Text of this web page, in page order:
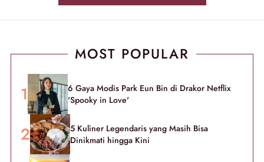
MOST POPULAR
6 Gaya Modis Park Eun Bin di Drakor Netflix
'Spooky in Love'
5 Kuliner Legendaris yang Masih Bisa
Dinikmati hingga Kini